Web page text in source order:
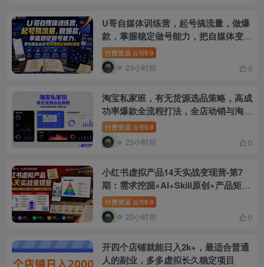
U哥自媒体训练营，起号搞流量，做爆
款，掌握稳定做号能力，把自媒体变成
可持续稳定的增收渠道
付费资源 云币9.9
23小时前 0
淘宝私家班，有无货源选品策略，高成
功率爆款全流程打法，全店动销与淘短
+付费引流(更新2026年08月05日)
付费资源 云币9.9
23小时前 0
小红书虚拟产品14天实战变现营-第7
期：需求挖掘×AI+Skill原创×产品矩阵
×内容笔记×一人公司进阶×全链路
付费资源 云币9.9
23小时前 0
开四个店铺就能日入2k+，最适合普通
人的副业，多多虚拟长久稳定项目